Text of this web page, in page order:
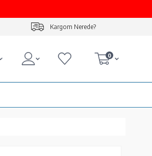
Kargom Nerede?
0